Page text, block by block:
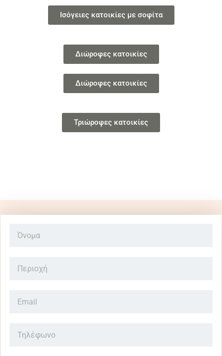
Ισόγειες κατοικίες με σοφίτα
Διώροφες κατοικίες
Διώροφες κατοικίες
Τριώροφες κατοικίες